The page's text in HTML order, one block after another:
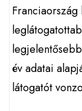
év adatai
látogatót